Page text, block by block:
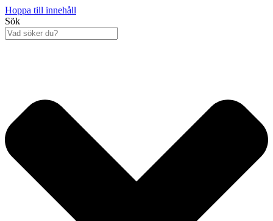
Hoppa till innehåll
Sök